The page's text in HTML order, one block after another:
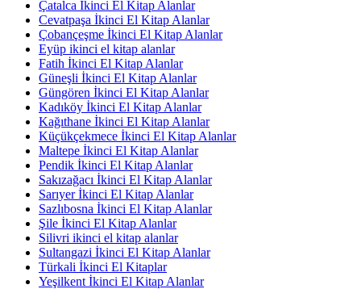
Çatalca İkinci El Kitap Alanlar
Cevatpaşa İkinci El Kitap Alanlar
Çobançeşme İkinci El Kitap Alanlar
Eyüp ikinci el kitap alanlar
Fatih İkinci El Kitap Alanlar
Güneşli İkinci El Kitap Alanlar
Güngören İkinci El Kitap Alanlar
Kadıköy İkinci El Kitap Alanlar
Kağıthane İkinci El Kitap Alanlar
Küçükçekmece İkinci El Kitap Alanlar
Maltepe İkinci El Kitap Alanlar
Pendik İkinci El Kitap Alanlar
Sakızağacı İkinci El Kitap Alanlar
Sarıyer İkinci El Kitap Alanlar
Sazlıbosna İkinci El Kitap Alanlar
Şile İkinci El Kitap Alanlar
Silivri ikinci el kitap alanlar
Sultangazi İkinci El Kitap Alanlar
Türkali İkinci El Kitaplar
Yeşilkent İkinci El Kitap Alanlar